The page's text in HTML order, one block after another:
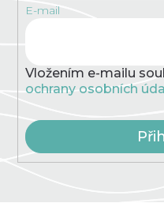
E-mail
Vložením e-mailu
ochrany osobních